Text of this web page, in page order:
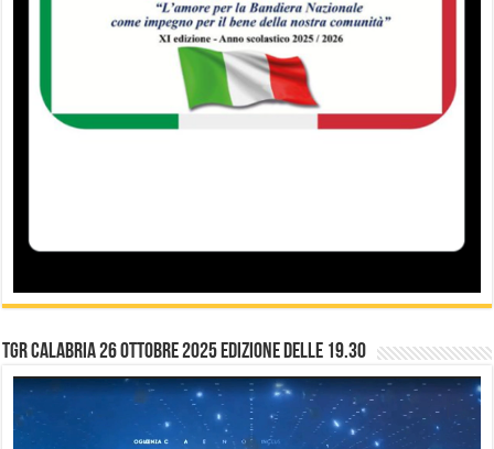
TGR Calabria 26 Ottobre 2025 edizione delle 19.30
Video